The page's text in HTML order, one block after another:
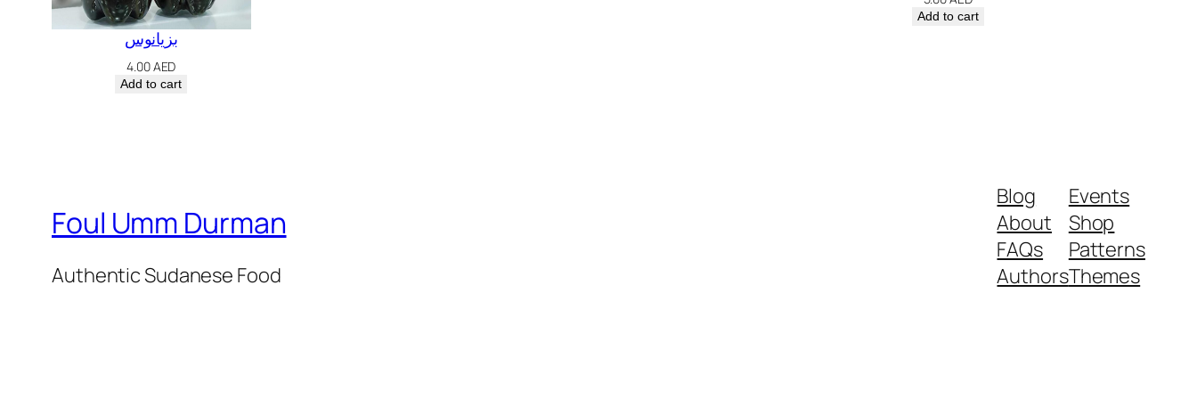
بزيانوس
4.00AED
Add to cart
Add to cart
Foul Umm Durman
Authentic Sudanese Food
Blog
About
FAQs
Authors
Events
Shop
Patterns
Themes